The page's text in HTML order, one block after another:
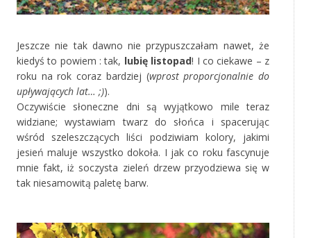
Jeszcze nie tak dawno nie przypuszczałam nawet, że
kiedyś to powiem : tak, lubię listopad! I co ciekawe – z
roku na rok coraz bardziej (wprost proporcjonalnie do
upływających lat… ;)).
Oczywiście słoneczne dni są wyjątkowo mile teraz
widziane; wystawiam twarz do słońca i spacerując
wśród szeleszczących liści podziwiam kolory, jakimi
jesień maluje wszystko dokoła. I jak co roku fascynuje
mnie fakt, iż soczysta zieleń drzew przyodziewa się w
tak niesamowitą paletę barw.